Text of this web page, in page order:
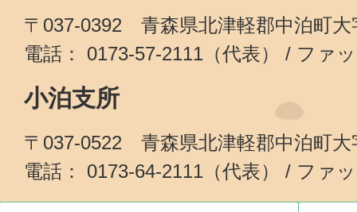
〒037-0392 青森県北津軽郡中泊町大
電話： 0173-57-2111（代表） / ファ
小泊支所
〒037-0522 青森県北津軽郡中泊町大
電話： 0173-64-2111（代表） / ファ